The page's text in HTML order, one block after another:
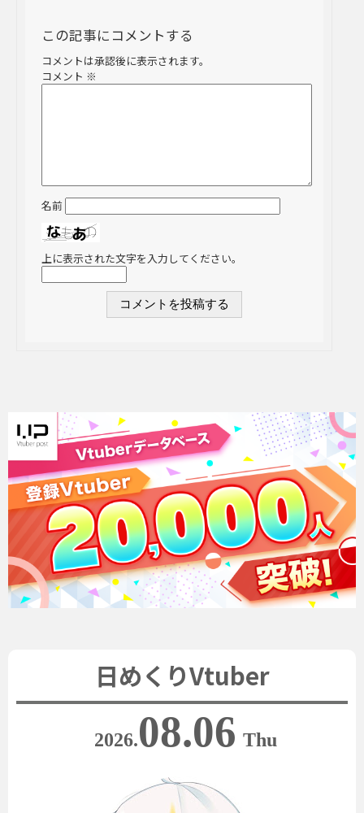
この記事にコメントする
コメントは承認後に表示されます。
コメント ※
名前
上に表示された文字を入力してください。
日めくりVtuber
2026.08.06 Thu